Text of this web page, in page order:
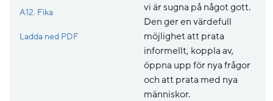
A12. Fika
Ladda ned PDFPdf, 217 kB, öppnas i nytt fönster.
vi är sugna på något gott.
Den ger en värdefull
möjlighet att prata
informellt, koppla av,
öppna upp för nya frågor
och att prata med nya
människor.